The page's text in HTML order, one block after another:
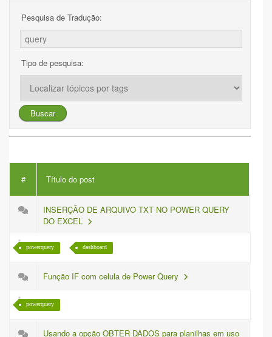
Pesquisa de Tradução:
Tipo de pesquisa:
# Título do post
INSERÇÃO DE ARQUIVO TXT NO POWER QUERY
DO EXCEL
powerquery dashboard
Função IF com celula de Power Query
powerquery
Usando a opção OBTER DADOS para planilhas em uso